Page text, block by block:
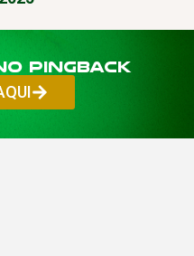
PINGBACK